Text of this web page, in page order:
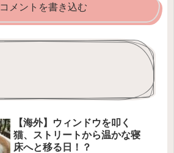
コメントを書き込む
【海外】ウィンドウを叩く
猫、ストリートから温かな寝
床へと移る日！？